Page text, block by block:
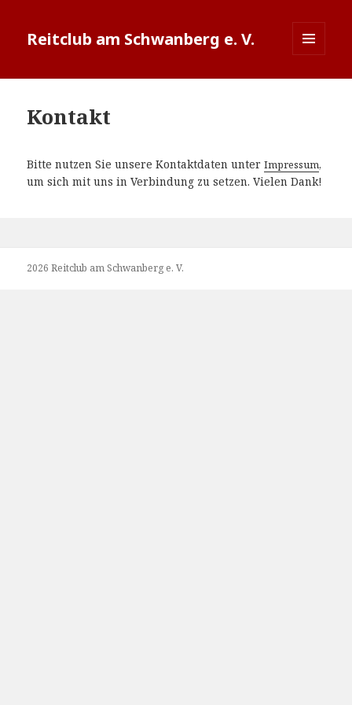
Reitclub am Schwanberg e. V.
Kontakt
Bitte nutzen Sie unsere Kontaktdaten unterImpressum,
um sich mit uns in Verbindung zu setzen. Vielen Dank!
2026 Reitclub am Schwanberg e. V.